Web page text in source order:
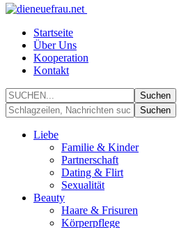
Startseite
Über Uns
Kooperation
Kontakt
Liebe
Familie & Kinder
Partnerschaft
Dating & Flirt
Sexualität
Beauty
Haare & Frisuren
Körperpflege